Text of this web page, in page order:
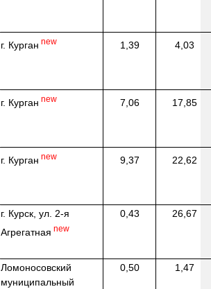
г. Курган new 1,39 4,03
г. Курган new 7,06 17,85
г. Курган new 9,37 22,62
г. Курск, ул. 2-я
Агрегатная new
0,43 26,67
Ломоносовский
муниципальный
0,50 1,47